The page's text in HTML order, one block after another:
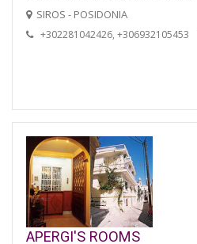
SIROS - POSIDONIA
+302281042426, +306932105453
APERGI'S ROOMS